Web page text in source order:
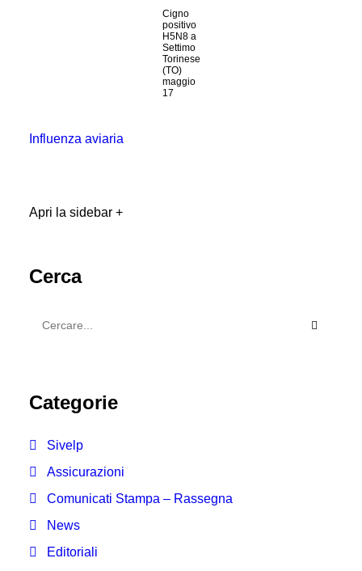
Cigno
positivo
H5N8 a
Settimo
Torinese
(TO)
maggio
17
Influenza aviaria
Apri la sidebar +
Cerca
Categorie
Sivelp
Assicurazioni
Comunicati Stampa – Rassegna
News
Editoriali